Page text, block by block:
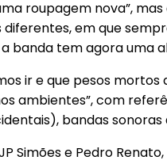
roupagem nova”,
em que
banda tem agora uma
ir e que pesos
ambientes”, com
bandas sonoras
e Pedro